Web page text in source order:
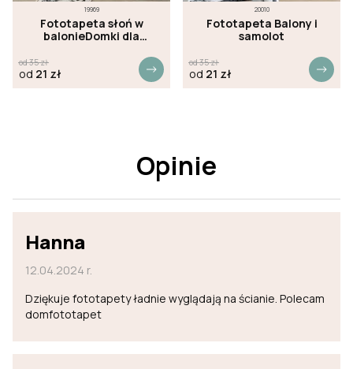
19969
Fototapeta słoń w
balonieDomki dla
od35zł
od 21 zł
20010
Fototapeta Balony i
samolot
od35zł
od 21 zł
Opinie
Hanna
12.04.2024 r.
Dziękuje fototapety ładnie wyglądają na ścianie. Polecam
domfototapet